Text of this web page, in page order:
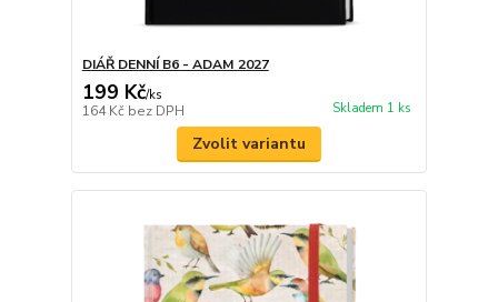
DIÁŘ DENNÍ B6 - ADAM 2027
199 Kč/ks
164 Kč bez DPH Skladem 1 ks
Zvolit variantu